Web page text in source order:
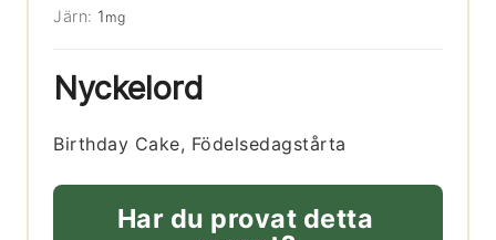
Järn: 1 mg
Nyckelord
Birthday Cake, Födelsedagstårta
Har du provat detta